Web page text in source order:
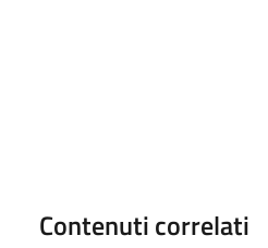
Contenuti correlati